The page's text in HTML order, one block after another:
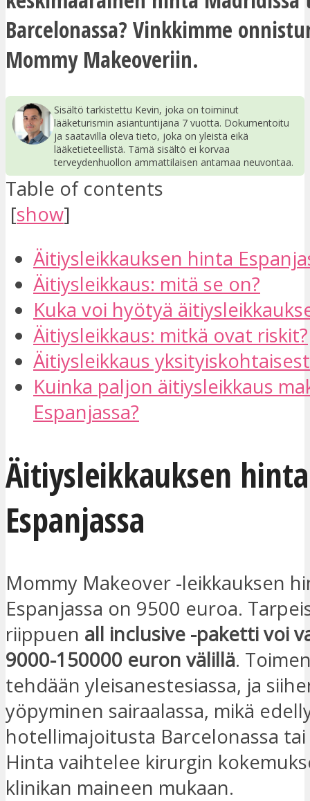
Barcelonassa? Vinkkimme
Mommy Makeoveriin.
Sisältö tarkistettu Kevin, joka on toiminut
lääketurismin asiantuntijana 7 vuotta. Dokumentoitu
ja saatavilla oleva tieto, joka on yleistä eikä
lääketieteellistä. Tämä sisältö ei korvaa
terveydenhuollon ammattilaisen antamaa neuvontaa.
Table of contents
[show]
Äitiysleikkauksen hinta
Äitiysleikkaus: mitä se on?
Kuka voi hyötyä
Äitiysleikkaus: mitkä ovat riskit?
Äitiysleikkaus
Kuinka paljon äitiysleikkaus
Espanjassa?
Äitiysleikkauksen hinta
Espanjassa
Mommy Makeover -leikkauksen
Espanjassa on 9500 euroa.
riippuen all inclusive -paketti voi
9000-150000 euron välillä.
tehdään yleisanestesiassa, ja
yöpyminen sairaalassa, mikä
hotellimajoitusta Barcelonassa
Hinta vaihtelee kirurgin
klinikan maineen mukaan.